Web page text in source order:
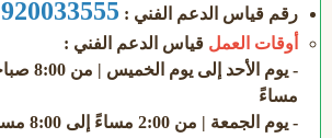
رقم قياس الدعم الفني : 920033555
أوقات العمل قياس الدعم الفني :
مساءً
- يوم الجمعة | من 2:00 مساءً إلى 8:00 مساءً